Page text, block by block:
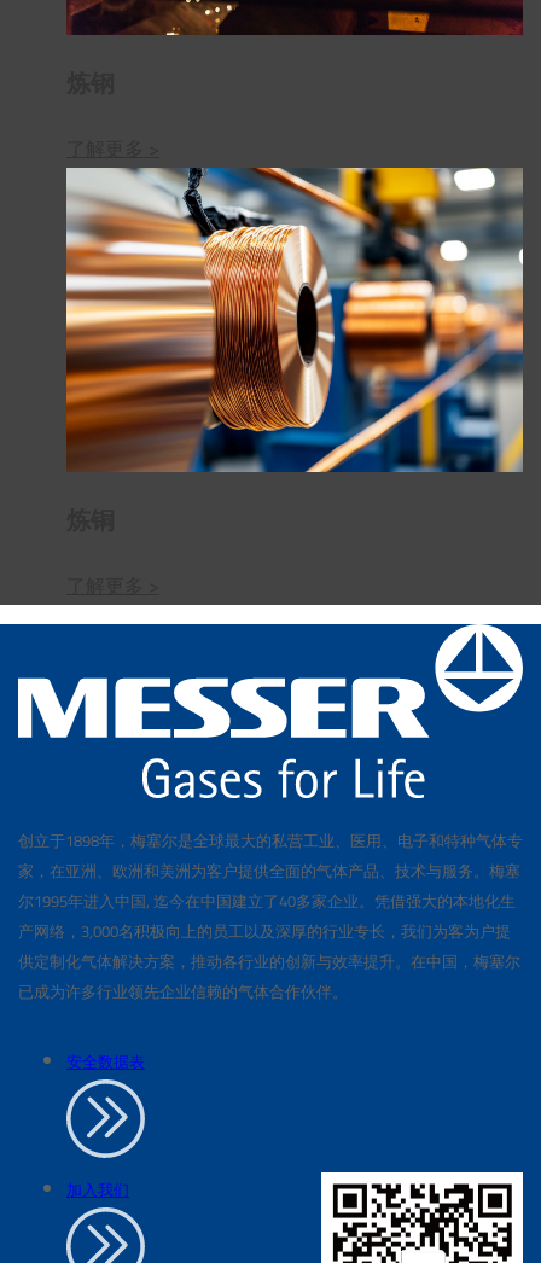
创立于1898年，梅塞尔是全球最大的私营工业、医用、电子和特种气体专
家，在亚洲、欧洲和美洲为客户提供全面的气体产品、技术与服务。梅塞
尔1995年进入中国, 迄今在中国建立了40多家企业。凭借强大的本地化生
产网络，3,000名积极向上的员工以及深厚的行业专长，我们为客为户提
供定制化气体解决方案，推动各行业的创新与效率提升。在中国，梅塞尔
已成为许多行业领先企业信赖的气体合作伙伴。
安全数据表
加入我们